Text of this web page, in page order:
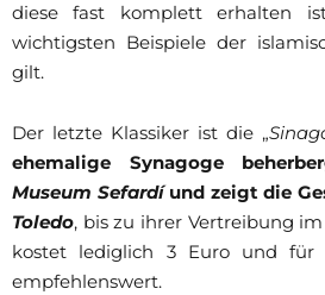
diese fast komplett erhalten
wichtigsten Beispiele der
gilt.
Der letzte Klassiker ist die „
ehemalige Synagoge
Museum Sefardíund zeigt die
Toledo, bis zu ihrer Vertreibung
kostet lediglich 3 Euro und für
empfehlenswert.